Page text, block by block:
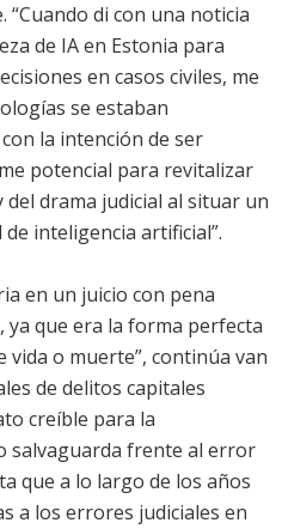
“Cuando di con una noticia
de IA en Estonia para
en casos civiles, me
se estaban
la intención de ser
potencial para revitalizar
drama judicial al situar un
inteligencia artificial”.
en un juicio con pena
que era la forma perfecta
o muerte”, continúa van
de delitos capitales
creíble para la
salvaguarda frente al error
que a lo largo de los años
a los errores judiciales en